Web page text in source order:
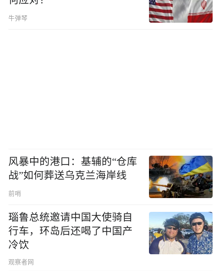
牛弹琴
风暴中的港口：基辅的“仓库
战”如何葬送乌克兰海岸线
前哨
瑙鲁总统邀请中国大使骑自
行车，环岛后还喝了中国产
冷饮
观察者网